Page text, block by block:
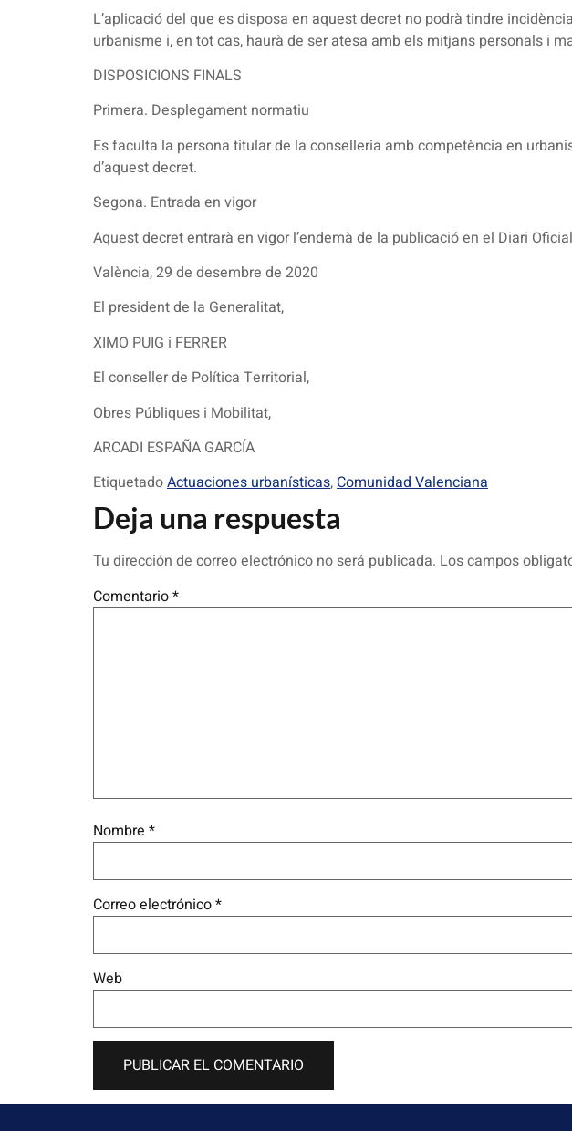
L’aplicació del que es disposa en aquest decret no podrà tindre
urbanisme i, en tot cas, haurà de ser atesa amb els mitjans personals i
DISPOSICIONS FINALS
Primera. Desplegament normatiu
Es faculta la persona titular de la conselleria amb competència en
d’aquest decret.
Segona. Entrada en vigor
Aquest decret entrarà en vigor l’endemà de la publicació en el Diari
València, 29 de desembre de 2020
El president de la Generalitat,
XIMO PUIG i FERRER
El conseller de Política Territorial,
Obres Públiques i Mobilitat,
ARCADI ESPAÑA GARCÍA
EtiquetadoActuaciones urbanísticas,Comunidad Valenciana
Deja una respuesta
Tu dirección de correo electrónico no será publicada. Los campos
Comentario*
Nombre *
Correo electrónico*
Web